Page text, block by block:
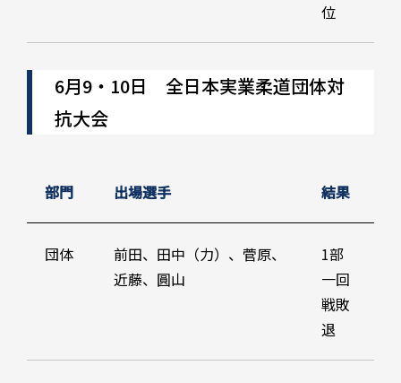
位
6月9・10日 全日本実業柔道団体対
抗大会
部門 出場選手 結果
団体
前田、田中（力）、菅原、
近藤、圓山
1部
一回
戦敗
退